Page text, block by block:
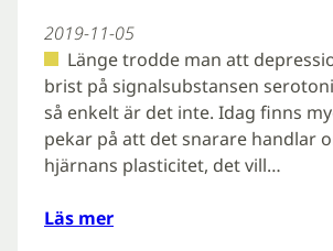
2019-11-05
Länge trodde man att
brist på signalsubstansen
så enkelt är det inte. Idag finns
pekar på att det snarare handlar
hjärnans plasticitet, det vill…
Läs mer